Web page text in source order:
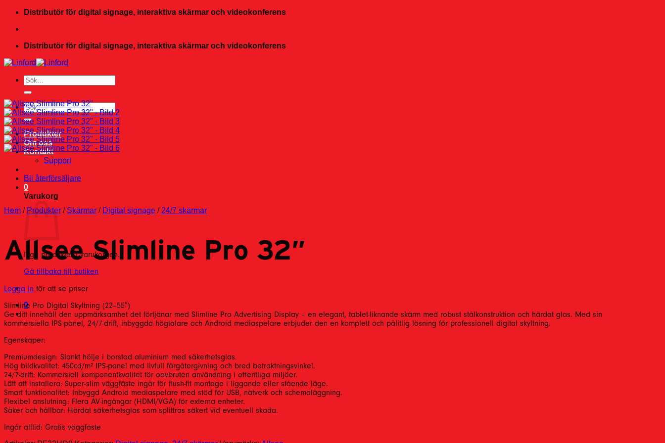
Skip
content
Distributör för digital signage, interaktiva skärmar och videokonferens
Distributör för digital signage, interaktiva skärmar och videokonferens
Sök
efter:
Sök
efter:
Produkter
Om oss
Kontakt
Support
Bli återförsäljare
0
Varukorg
Inga produkter i varukorgen.
Gå tillbaka till butiken
0
Hem / Produkter / Skärmar / Digital signage / 24/7 skärmar
Allsee Slimline Pro 32″
Logga in för att se priser
Slimline Pro Digital Skyltning (22–55″)
Ge ditt innehåll den uppmärksamhet det förtjänar med Slimline Pro Advertising Display – en elegant, tablet-liknande skärm med robust stålkonstruktion och härdat glas. Med sin
kommersiella IPS-panel, 24/7-drift, inbyggda högtalare och Android mediaspelare erbjuder den en komplett och pålitlig lösning för professionell digital skyltning.
Egenskaper:
Premiumdesign: Slankt hölje i borstad aluminium med säkerhetsglas.
Hög bildkvalitet: 450cd/m² IPS-panel med livfull färgåtergivning och bred betraktningsvinkel.
24/7-drift: Kommersiell komponentkvalitet för oavbruten användning i offentliga miljöer.
Lätt att installera: Super-slim väggfäste ingår för flush-fit montage i liggande eller stående läge.
Smart funktionalitet: Inbyggd Android mediaspelare med stöd för USB, nätverk och schemaläggning.
Flexibel anslutning: Flera AV-ingångar (HDMI/VGA) för externa enheter.
Säker och hållbar: Härdat säkerhetsglas som splittras säkert vid eventuell skada.
Ingår alltid: Gratis väggfäste